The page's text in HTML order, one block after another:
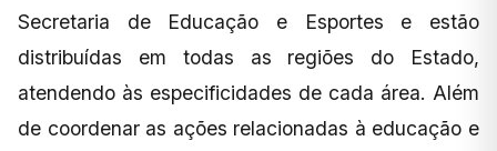
Secretaria de Educação e Esportes e estão
distribuídas em todas as regiões do Estado,
atendendo às especificidades de cada área. Além
de coordenar as ações relacionadas à educação e